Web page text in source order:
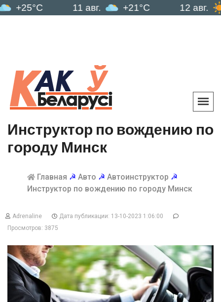
+21°C
Инструктор по вождению по
городу Минск
Главная ☭ Авто ☭ Автоинструктор ☭
Инструктор по вождению по городу Минск
Adrenaline
Дата публикации: 13-10-2023 1:06:00
Просмотров: 3875